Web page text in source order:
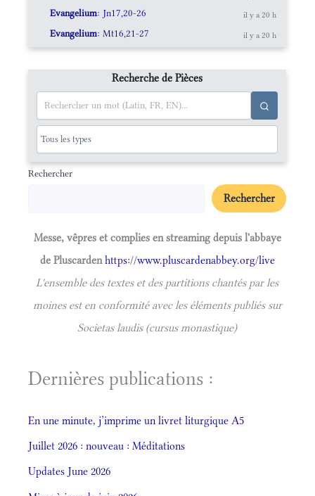
Evangelium: Jn17,20-26 il y a 20 h
Evangelium: Mt16,21-27 il y a 20 h
Recherche de Pièces
Rechercher
Rechercher
Messe, vêpres et complies en streaming depuis l'abbaye
de Pluscardenhttps://www.pluscardenabbey.org/live
L'ensemble des textes et des partitions chantés par les
moines est en conformité avec les éléments publiés sur
Societas laudis (cursus monastique)
Dernières publications :
En une minute, j’imprime un livret liturgique A5
Juillet 2026 : nouveau : Méditations
Updates June 2026